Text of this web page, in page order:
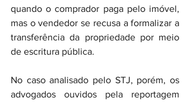
quando o comprador paga pelo imóvel,
mas o vendedor se recusa a formalizar a
transferência da propriedade por meio
de escritura pública.
No caso analisado pelo STJ, porém, os
advogados ouvidos pela reportagem